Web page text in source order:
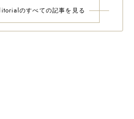
のすべての記事を見る